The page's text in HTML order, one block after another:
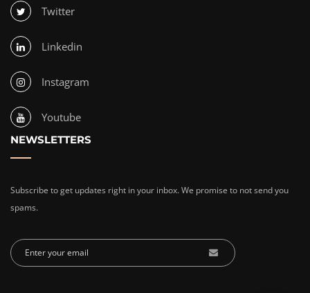
Twitter
Linkedin
Instagram
Youtube
NEWSLETTERS
Subscribe to get updates right in your inbox. We promise to not send you
spams.